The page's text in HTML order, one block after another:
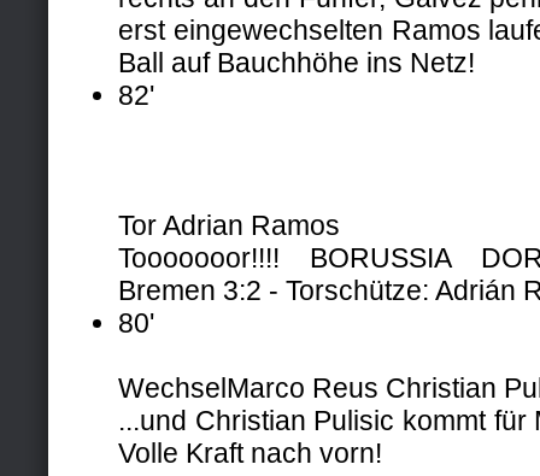
erst eingewechselten Ramos
Ball auf Bauchhöhe ins Netz!
82'
Tor Adrian Ramos
Tooooooor!!!! BORUSSIA
Bremen 3:2 - Torschütze: Adrián
80'
Wechsel Marco Reus Christian
...und Christian Pulisic kommt
Volle Kraft nach vorn!